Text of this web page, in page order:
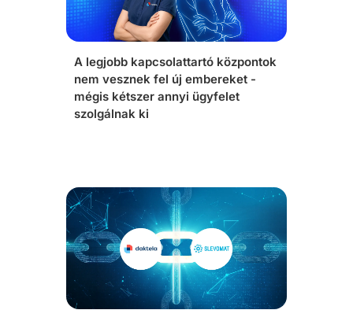
A legjobb kapcsolattartó központok
nem vesznek fel új embereket -
mégis kétszer annyi ügyfelet
szolgálnak ki